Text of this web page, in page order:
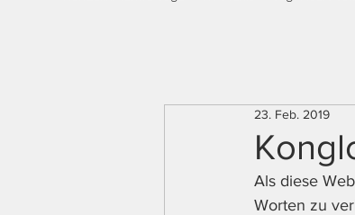
23. Feb. 2019
Als diese
Worten zu